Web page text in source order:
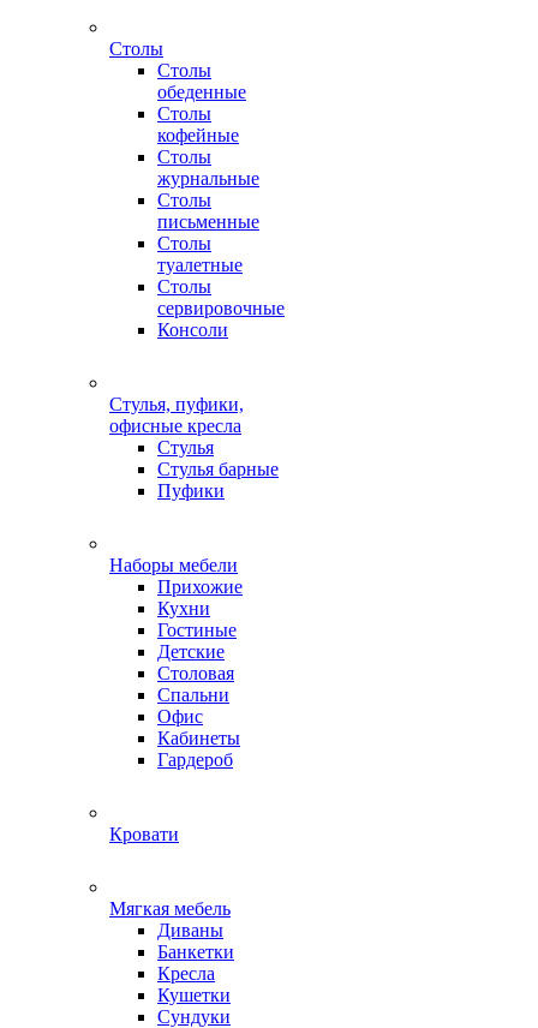
Столы
Столы
обеденные
Столы
кофейные
Столы
журнальные
Столы
письменные
Столы
туалетные
Столы
сервировочные
Консоли
Стулья, пуфики,
офисные кресла
Стулья
Стулья барные
Пуфики
Наборы мебели
Прихожие
Кухни
Гостиные
Детские
Столовая
Спальни
Офис
Кабинеты
Гардероб
Кровати
Мягкая мебель
Диваны
Банкетки
Кресла
Кушетки
Сундуки